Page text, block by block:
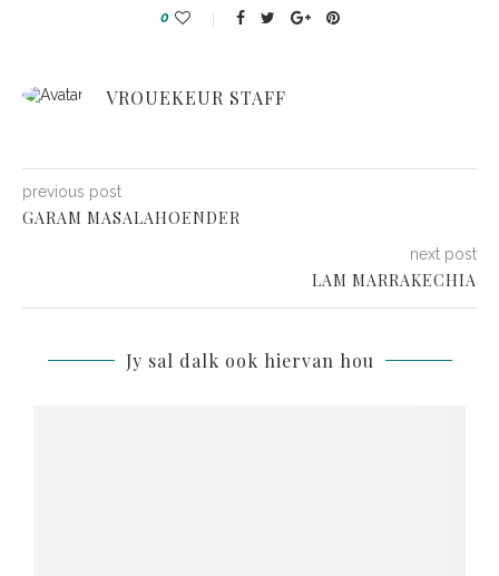
0
VROUEKEUR STAFF
previous post
GARAM MASALAHOENDER
next post
LAM MARRAKECHIA
Jy sal dalk ook hiervan hou